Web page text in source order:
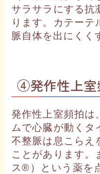
サラサラにする抗
ります。カテーテ
脈自体を出にくく
④発作性上室
発作性上室頻拍は
ムで心臓が動くタ
不整脈は息こらえ
ことがあります。
ス®）という薬を